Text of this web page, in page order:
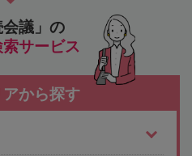
会議」の
サービス
から探す